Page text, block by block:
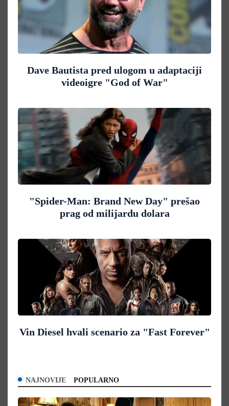
Dave Bautista pred ulogom u adaptaciji
videoigre "God of War"
"Spider-Man: Brand New Day" prešao
prag od milijardu dolara
Vin Diesel hvali scenario za "Fast Forever"
NAJNOVIJE POPULARNO